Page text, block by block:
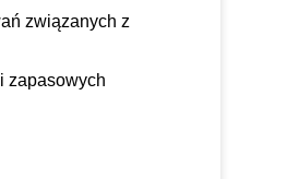
związanych z
zapasowych